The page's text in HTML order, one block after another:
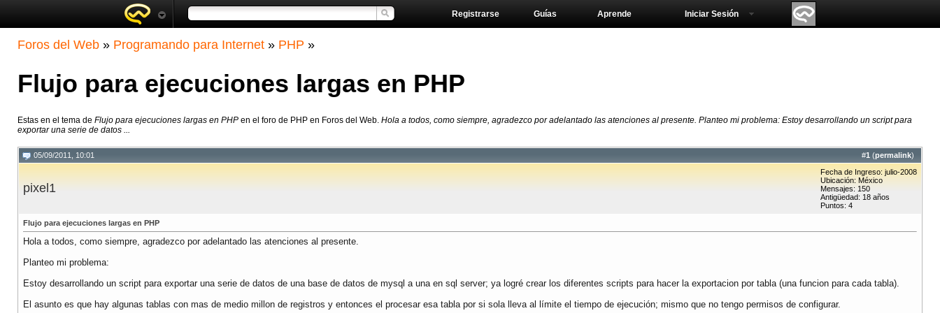
Aprende
Guías
Registrarse Iniciar Sesión
Foros del Web » Programando para Internet » PHP »
Flujo para ejecuciones largas en PHP
Estas en el tema de Flujo para ejecuciones largas en PHP en el foro de PHP en Foros del Web. Hola a todos, como siempre, agradezco por adelantado las atenciones al presente. Planteo mi problema: Estoy desarrollando un script para
exportar una serie de datos ...
#1 (permalink)
05/09/2011, 10:01
pixel1
Fecha de Ingreso: julio-2008
Ubicación: México
Mensajes: 150
Antigüedad: 18 años
Puntos: 4
Flujo para ejecuciones largas en PHP
Hola a todos, como siempre, agradezco por adelantado las atenciones al presente.
Planteo mi problema:
Estoy desarrollando un script para exportar una serie de datos de una base de datos de mysql a una en sql server; ya logré crear los diferentes scripts para hacer la exportacion por tabla (una funcion para cada tabla).
El asunto es que hay algunas tablas con mas de medio millon de registros y entonces el procesar esa tabla por si sola lleva al límite el tiempo de ejecución; mismo que no tengo permisos de configurar.